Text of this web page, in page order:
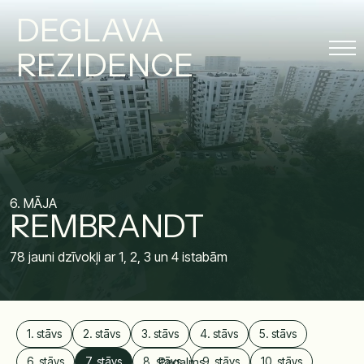
DEGLAVA
REZIDENCE
6. MĀJA
REMBRANDT
78 jauni dzīvokļi ar 1, 2, 3 un 4 istabām
1. stāvs 2. stāvs 3. stāvs 4. stāvs
5. stāvs
6. stāvs
7. stāvs 8. stāvs 9. stāvs 10. stāvs